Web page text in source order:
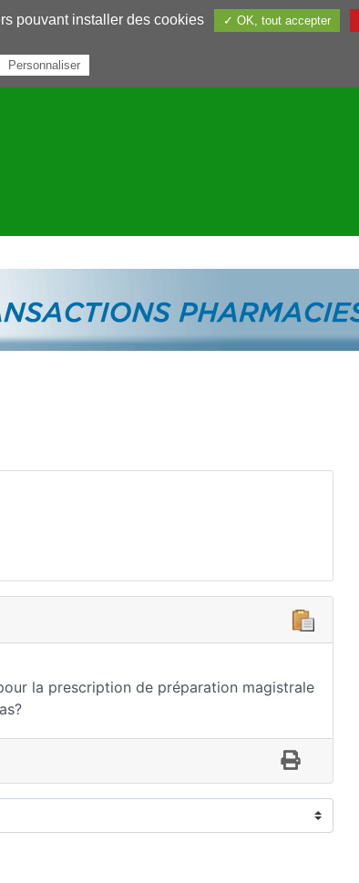
annonces Nous contacter Utile
la prescription de préparation magistrale
pouvant installer des cookies ✓ OK, tout accepter
Personnaliser